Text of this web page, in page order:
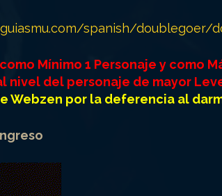
spanish/doublegoer/
Mínimo 1 Personaje y como
nivel del personaje de mayor
Webzen por la deferencia al